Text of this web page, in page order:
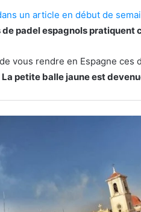
un article en début de
de padel espagnols
vous rendre en Espagne
La petite balle jaune est